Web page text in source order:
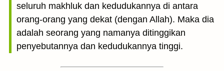
seluruh makhluk dan kedudukannya di antara
orang-orang yang dekat (dengan Allah). Maka dia
adalah seorang yang namanya ditinggikan
penyebutannya dan kedudukannya tinggi.